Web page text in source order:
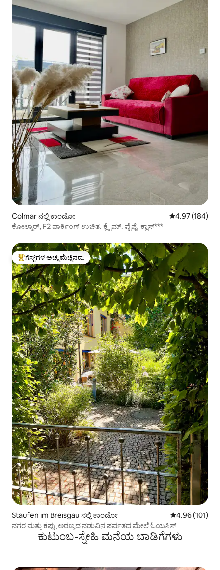
Colmar ನಲ್ಲಿ ಕಾಂಡೋ 5 ರಲ್ಲಿ 4.97
4.97 (184)
ಕೋಲ್ಮಾರ್, F2 ಪಾರ್ಕಿಂಗ್ ಉಚಿತ. ಕ್ಲೈಮ್. ವೈಫೈ. ಕ್ಲಾಸ್***
ಗೆಸ್ಟ್‌ಗಳಿಗೆ ಅತಿ ಹೆಚ್ಚು ಅಚ್ಚುಮೆಚ್ಚಿನದು
ಗೆಸ್ಟ್‌ಗಳ ಅಚ್ಚುಮೆಚ್ಚಿನದು
Staufen im Breisgau ನಲ್ಲಿ ಕಾಂಡೋ 5 ರಲ್ಲಿ 4.96
4.96 (101)
ನಗರ ಮತ್ತು ಕಪ್ಪು ಅರಣ್ಯದ ನಡುವಿನ ಪರ್ವತದ ಮೇಲೆ ಓಯಸಿಸ್
ಕುಟುಂಬ-ಸ್ನೇಹಿ ಮನೆಯ ಬಾಡಿಗೆಗಳು